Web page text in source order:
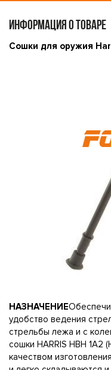
ИНФОРМАЦИЯ О ТОВАРЕ
Сошки для оружия
НАЗНАЧЕНИЕ
удобство ведения
стрельбы лежа и с
сошки HARRIS HBH 1А2
качеством